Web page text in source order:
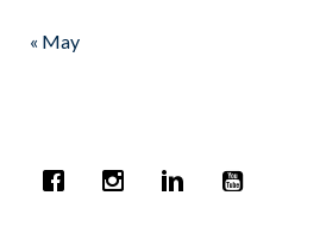
« May